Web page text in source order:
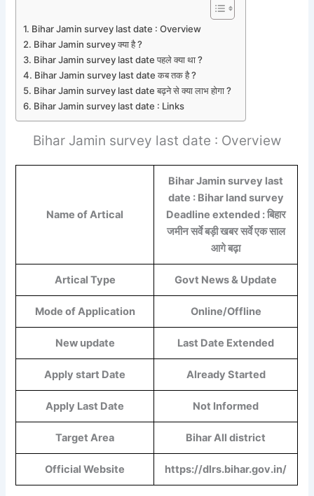
Bihar Jamin survey last date : Overview
Bihar Jamin survey क्या है ?
Bihar Jamin survey last date पहले क्या था ?
Bihar Jamin survey last date कब तक है ?
Bihar Jamin survey last date बढ़ने से क्या लाभ होगा ?
Bihar Jamin survey last date : Links
Bihar Jamin survey last date : Overview
Name of Artical
Bihar Jamin survey last
date : Bihar land survey
Deadline extended : बिहार
जमीन सर्वे बड़ी खबर सर्वे एक साल
आगे बढ़ा
Artical Type Govt News & Update
Mode of Application Online/Offline
New update Last Date Extended
Apply start Date Already Started
Apply Last Date Not Informed
Target Area Bihar All district
Official Website https://dlrs.bihar.gov.in/